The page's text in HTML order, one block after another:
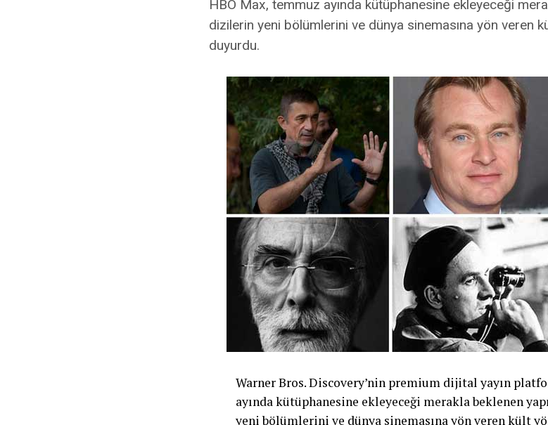
HBO Max, temmuz ayında kütüphanesine ekleyeceği
dizilerin yeni bölümlerini ve dünya sinemasına yön veren
duyurdu.
Warner Bros. Discovery’nin premium dijital yayın
ayında kütüphanesine ekleyeceği merakla beklenen
yeni bölümlerini ve dünya sinemasına yön veren kült